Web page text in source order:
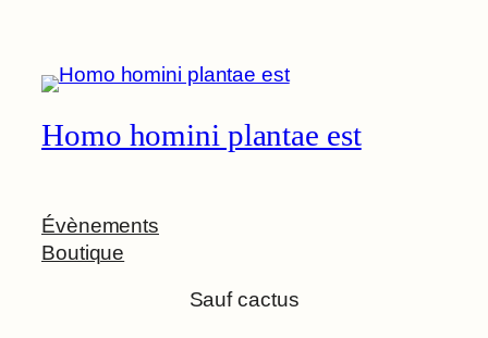
Homo homini plantae est
Évènements
Boutique
Sauf cactus